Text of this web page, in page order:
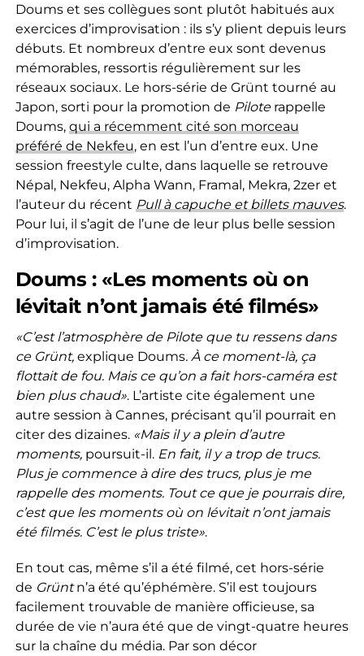
Doums et ses collègues sont plutôt habitués aux
exercices d’improvisation : ils s’y plient depuis leurs
débuts. Et nombreux d’entre eux sont devenus
mémorables, ressortis régulièrement sur les
réseaux sociaux. Le hors-série de Grünt tourné au
Japon, sorti pour la promotion de Pilote rappelle
Doums, qui a récemment cité son morceau
préféré de Nekfeu, en est l’un d’entre eux. Une
session freestyle culte, dans laquelle se retrouve
Népal, Nekfeu, Alpha Wann, Framal, Mekra, 2zer et
l’auteur du récent Pull à capuche et billets mauves.
Pour lui, il s’agit de l’une de leur plus belle session
d’improvisation.
Doums : «Les moments où on
lévitait n’ont jamais été filmés»
«C’est l’atmosphère de Pilote que tu ressens dans
ce Grünt, explique Doums. À ce moment-là, ça
flottait de fou. Mais ce qu’on a fait hors-caméra est
bien plus chaud». L’artiste cite également une
autre session à Cannes, précisant qu’il pourrait en
citer des dizaines. «Mais il y a plein d’autre
moments,poursuit-il. En fait, il y a trop de trucs.
Plus je commence à dire des trucs, plus je me
rappelle des moments. Tout ce que je pourrais dire,
c’est que les moments où on lévitait n’ont jamais
été filmés. C’est le plus triste».
En tout cas, même s’il a été filmé, cet hors-série
de Grüntn’a été qu’éphémère. S’il est toujours
facilement trouvable de manière officieuse, sa
durée de vie n’aura été que de vingt-quatre heures
sur la chaîne du média. Par son décor